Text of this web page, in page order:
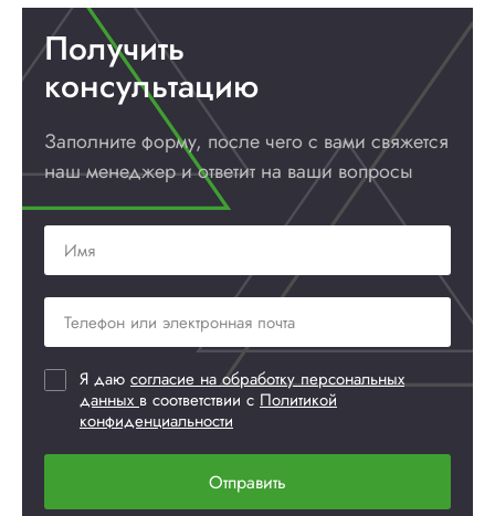
Получить
консультацию
Заполните форму, после чего с вами свяжется
наш менеджер и ответит на ваши вопросы
Я даю согласие на обработку персональных
данных в соответствии с Политикой
конфиденциальности
Отправить